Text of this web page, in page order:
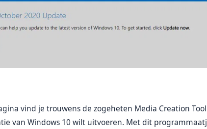
vind je trouwens de zogeheten Media Creation
van Windows 10 wilt uitvoeren. Met dit